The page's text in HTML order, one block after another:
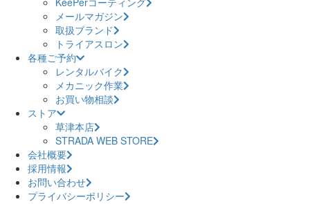
メールマガジン
取扱ブランド
トライアスロン
各種ご予約
レンタルバイク
メカニック作業
お買い物相談
ストア
草津本店
STRADA WEB STORE
会社概要
採用情報
お問い合わせ
プライバシーポリシー